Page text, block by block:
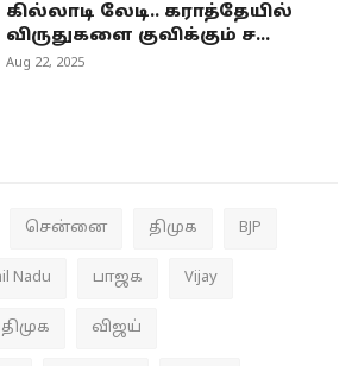
கில்லாடி லேடி.. கராத்தேயில்
விருதுகளை குவிக்கும் ச...
Aug 22, 2025
சென்னை திமுக BJP
Nadu பாஜக Vijay
விஜய்